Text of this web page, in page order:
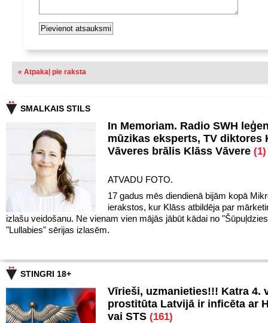
« Atpakaļ pie raksta
SMALKAIS STILS
In Memoriam. Radio SWH
mūzikas eksperts, TV diktores
Vāveres brālis Klāss Vāvere (1)
ATVADU FOTO.
17 gadus mēs diendienā bijām kopā
ierakstos, kur Klāss atbildēja par
izlašu veidošanu. Ne vienam vien mājās jābūt kādai no
"Lullabies" sērijas izlasēm.
STINGRI 18+
Vīrieši, uzmanieties!!! Katra 4.
prostitūta Latvijā ir inficēta ar
vai STS (161)